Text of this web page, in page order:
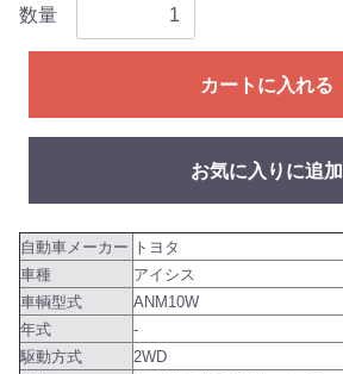
数量
カートに入れる
お気に入りに追加
自動車メーカー トヨタ
車種
アイシス
車輌型式
ANM10W
年式
-
駆動方式
2WD